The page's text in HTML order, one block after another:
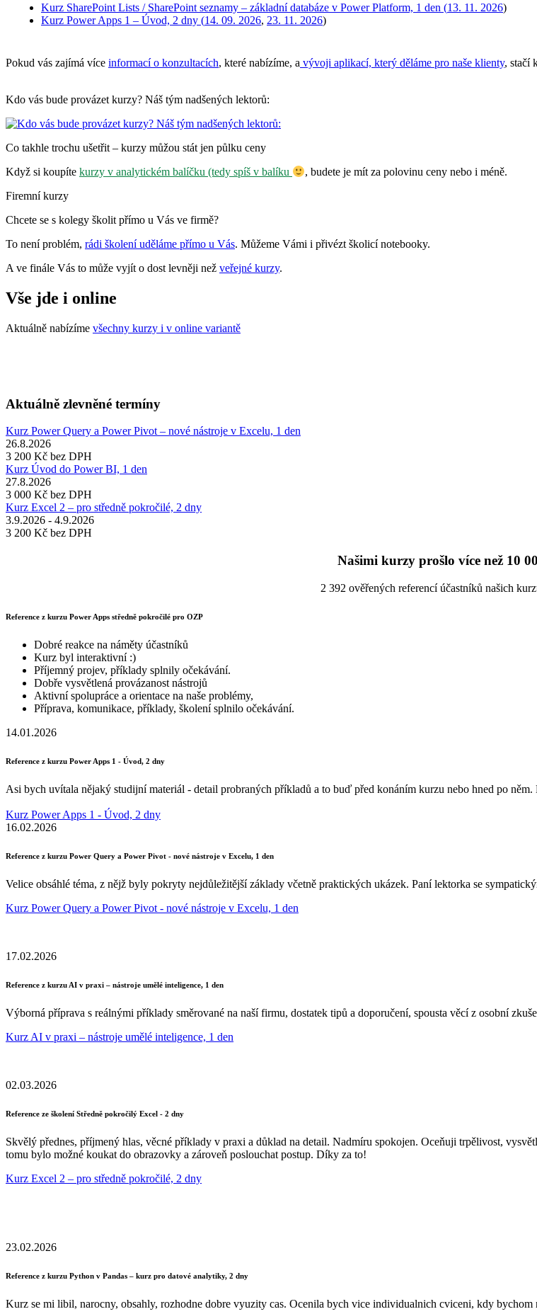
Kurz SharePoint Lists / SharePoint seznamy – základní databáze v Power Platform, 1 den (13. 11. 2026)
Kurz Power Apps 1 – Úvod, 2 dny (14. 09. 2026, 23. 11. 2026)
Pokud vás zajímá více informací o konzultacích, které nabízíme, a vývoji aplikací, který děláme pro naše klienty, stačí
Kdo vás bude provázet kurzy? Náš tým nadšených lektorů:
Co takhle trochu ušetřit – kurzy můžou stát jen půlku ceny
Když si koupíte kurzy v analytickém balíčku (tedy spíš v balíku
, budete je mít za polovinu ceny nebo i méně.
Firemní kurzy
Chcete se s kolegy školit přímo u Vás ve firmě?
To není problém, rádi školení uděláme přímo u Vás. Můžeme Vámi i přivézt školicí notebooky.
A ve finále Vás to může vyjít o dost levněji než veřejné kurzy.
Vše jde i online
Aktuálně nabízíme všechny kurzy i v online variantě
Aktuálně zlevněné termíny
Kurz Power Query a Power Pivot – nové nástroje v Excelu, 1 den
26.8.2026
3 200 Kč bez DPH
Kurz Úvod do Power BI, 1 den
27.8.2026
3 000 Kč bez DPH
Kurz Excel 2 – pro středně pokročilé, 2 dny
3.9.2026 - 4.9.2026
3 200 Kč bez DPH
Našimi kurzy prošlo více než 10
2 392 ověřených referencí účastníků našich
Reference z kurzu Power Apps středně pokročilé pro OZP
Dobré reakce na náměty účastníků
Kurz byl interaktivní :)
Příjemný projev, příklady splnily očekávání.
Dobře vysvětlená provázanost nástrojů
Aktivní spolupráce a orientace na naše problémy,
Příprava, komunikace, příklady, školení splnilo očekávání.
14.01.2026
Reference z kurzu Power Apps 1 - Úvod, 2 dny
Asi bych uvítala nějaký studijní materiál - detail probraných příkladů a to buď před konáním kurzu nebo hned po
Kurz Power Apps 1 - Úvod, 2 dny
16.02.2026
Reference z kurzu Power Query a Power Pivot - nové nástroje v Excelu, 1 den
Velice obsáhlé téma, z nějž byly pokryty nejdůležitější základy včetně praktických ukázek. Paní lektorka se
Kurz Power Query a Power Pivot - nové nástroje v Excelu, 1 den
17.02.2026
Reference z kurzu AI v praxi – nástroje umělé inteligence, 1 den
Výborná příprava s reálnými příklady směrované na naší firmu, dostatek tipů a doporučení, spousta věcí z osobní
Kurz AI v praxi – nástroje umělé inteligence, 1 den
02.03.2026
Reference ze školení Středně pokročilý Excel - 2 dny
Skvělý přednes, příjmený hlas, věcné příklady v praxi a důklad na detail. Nadmíru spokojen. Oceňuji trpělivost,
tomu bylo možné koukat do obrazovky a zároveň poslouchat postup. Díky za to!
Kurz Excel 2 – pro středně pokročilé, 2 dny
23.02.2026
Reference z kurzu Python v Pandas – kurz pro datové analytiky, 2 dny
Kurz se mi libil, narocny, obsahly, rozhodne dobre vyuzity cas. Ocenila bych vice individualnich cviceni, kdy